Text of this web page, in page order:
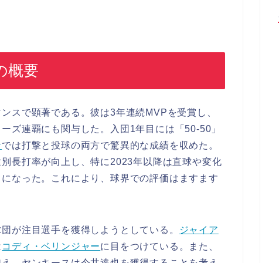
概要
スで顕著である。彼は3年連続MVPを受賞し、
ズ連覇にも関与した。入団1年目には「50-50」
では打撃と投球の両方で驚異的な成績を収めた。
長打率が向上し、特に2023年以降は直球や変化
なった。これにより、球界での評価はますます
が注目選手を獲得しようとしている。
ジャイア
コディ・ベリンジャーに目をつけている。また、